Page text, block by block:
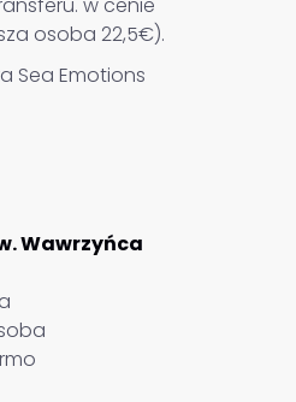
osoba 22,5€).
Sea Emotions
Wawrzyńca